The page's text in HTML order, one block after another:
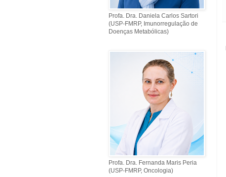
Profa. Dra. Daniela Carlos Sartori
(USP-FMRP, Imunorregulação de
Doenças Metabólicas)
Profa. Dra. Fernanda Maris Peria
(USP-FMRP, Oncologia)